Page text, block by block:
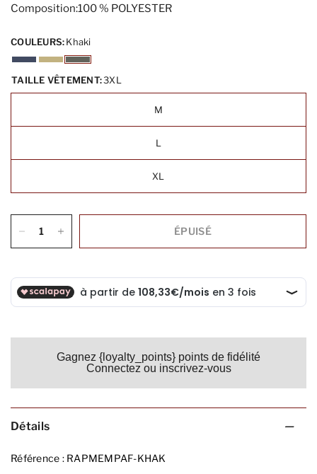
Composition:100 % POLYESTER
COULEURS:Khaki
TAILLE VÊTEMENT:3XL
M
L
XL
ÉPUISÉ
Gagnez {loyalty_points} points de fidélité
Connectez ou inscrivez-vous
Détails
Référence :RAPMEMPAF-KHAK